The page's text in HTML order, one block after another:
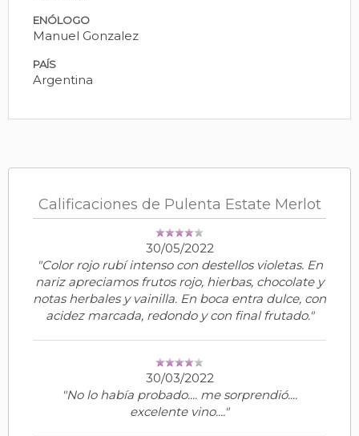
ENÓLOGO
Manuel Gonzalez
PAÍS
Argentina
Calificaciones de Pulenta Estate Merlot
30/05/2022
"Color rojo rubí intenso con destellos violetas. En
nariz apreciamos frutos rojo, hierbas, chocolate y
notas herbales y vainilla. En boca entra dulce, con
acidez marcada, redondo y con final frutado."
30/03/2022
"No lo había probado.... me sorprendió....
excelente vino...."